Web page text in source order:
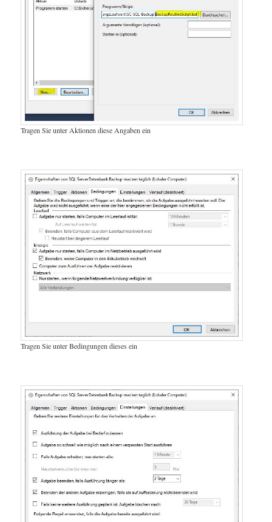
Tragen Sie unter Aktionen diese Angaben ein
Tragen Sie unter Bedingungen dieses ein